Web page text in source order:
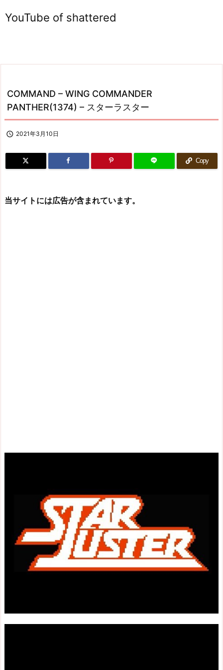
YouTube of shattered
COMMAND – WING COMMANDER
PANTHER(1374) – スターラスター
 2021年3月10日
Copy
当サイトには広告が含まれています。